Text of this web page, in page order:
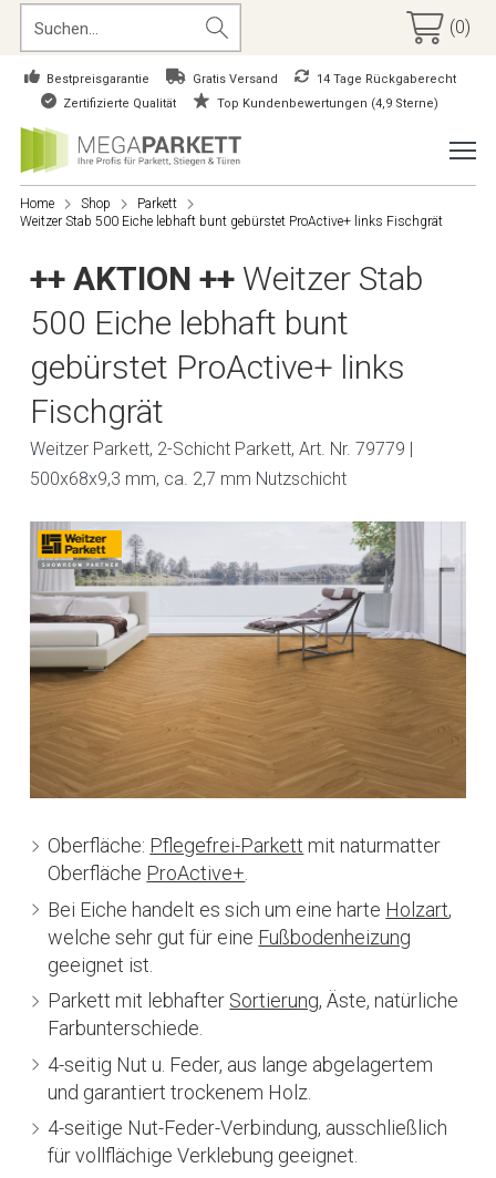
(0)
Bestpreisgarantie Gratis Versand
14 Tage Rückgaberecht
Zertifizierte Qualität
Top Kundenbewertungen (4,9 Sterne)
Home Shop
Parkett
Weitzer Stab 500 Eiche lebhaft bunt gebürstet ProActive+ links Fischgrät
++ AKTION ++ Weitzer Stab
500 Eiche lebhaft bunt
gebürstet ProActive+ links
Fischgrät
Weitzer Parkett, 2-Schicht Parkett, Art. Nr. 79779 |
500x68x9,3 mm, ca. 2,7 mm Nutzschicht
Oberfläche: Pflegefrei-Parkett mit naturmatter
Oberfläche ProActive+.
Bei Eiche handelt es sich um eine harte Holzart,
welche sehr gut für eine Fußbodenheizung
geeignet ist.
Parkett mit lebhafter Sortierung, Äste, natürliche
Farbunterschiede.
4-seitig Nut u. Feder, aus lange abgelagertem
und garantiert trockenem Holz.
4-seitige Nut-Feder-Verbindung, ausschließlich
für vollflächige Verklebung geeignet.